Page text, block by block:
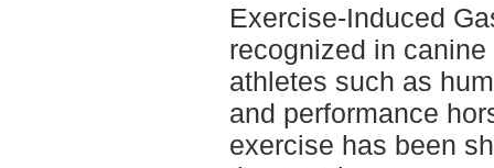
Exercise-Induced
recognized in
athletes such as
and performance
exercise has been